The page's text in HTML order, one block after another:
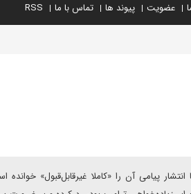
عضویت پیوند ها تماس با ما RSS
پیامی آن را «کاملا غیرقابل‌قبول» خوانده